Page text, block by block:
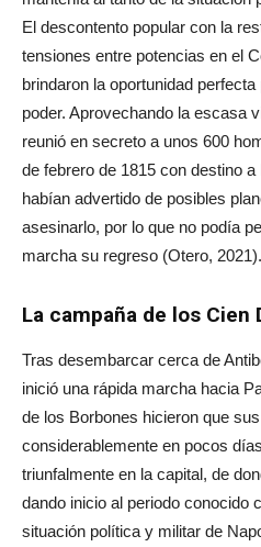
El descontento popular con la
tensiones entre potencias en el
brindaron la oportunidad
poder. Aprovechando la escasa
reunió en secreto a unos 600
de febrero de 1815 con destino
habían advertido de posibles
asesinarlo, por lo que no podía
marcha su regreso (Otero, 2021).
La campaña de los Cien
Tras desembarcar cerca de
inició una rápida marcha hacia
de los Borbones hicieron que
considerablemente en pocos
triunfalmente en la capital, de
dando inicio al periodo conocido
situación política y militar de